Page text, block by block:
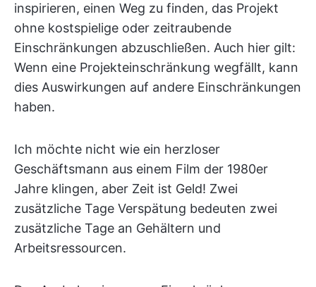
inspirieren, einen Weg zu finden, das Projekt
ohne kostspielige oder zeitraubende
Einschränkungen abzuschließen. Auch hier gilt:
Wenn eine Projekteinschränkung wegfällt, kann
dies Auswirkungen auf andere Einschränkungen
haben.
Ich möchte nicht wie ein herzloser
Geschäftsmann aus einem Film der 1980er
Jahre klingen, aber Zeit ist Geld! Zwei
zusätzliche Tage Verspätung bedeuten zwei
zusätzliche Tage an Gehältern und
Arbeitsressourcen.